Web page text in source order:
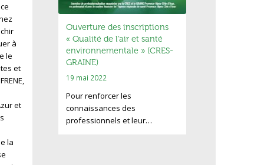
à
le
et
et
la
Ouverture des inscriptions
« Qualité de l’air et santé
environnementale » (CRES-
GRAINE)
19 mai 2022
Pour renforcer les
connaissances des
professionnels et leur…